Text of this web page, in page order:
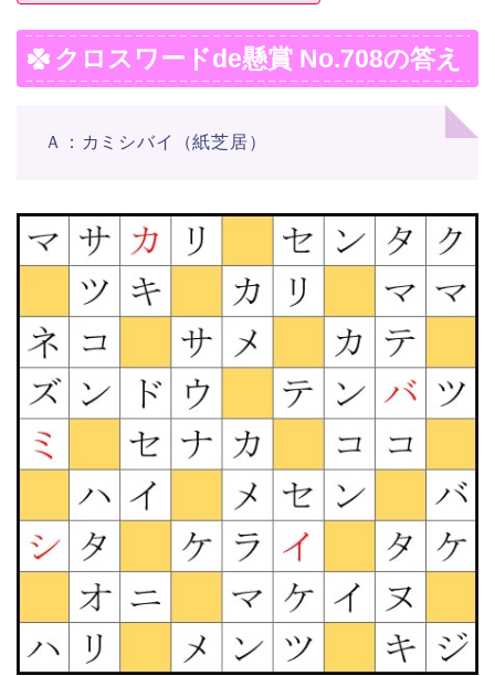
クロスワードde懸賞 No.708の答え
Ａ：カミシバイ（紙芝居）